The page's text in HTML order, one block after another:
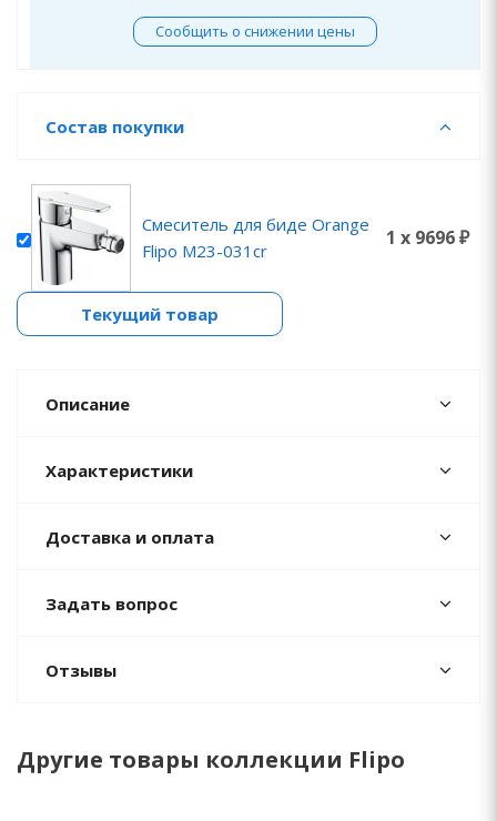
Сообщить о снижении цены
Состав покупки
Смеситель для биде Orange
Flipo M23-031cr
1 x 9696 ₽
Текущий товар
Описание
Характеристики
Доставка и оплата
Задать вопрос
Отзывы
Другие товары коллекции Flipo